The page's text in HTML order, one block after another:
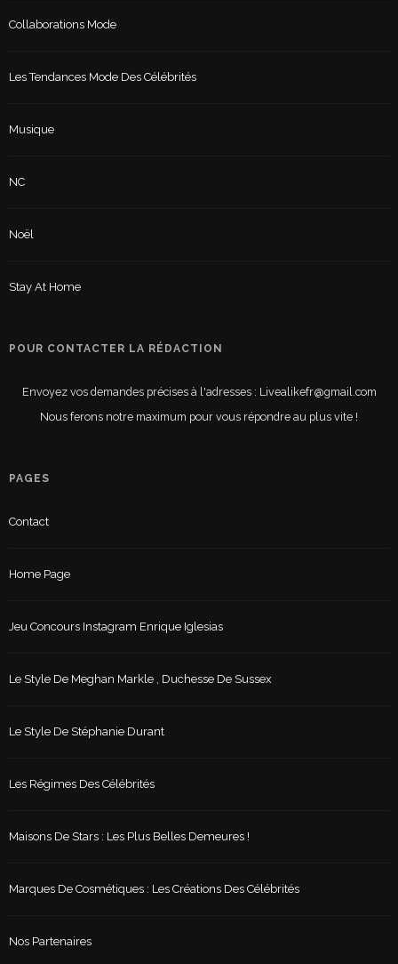
Collaborations Mode
Les Tendances Mode Des Célébrités
Musique
NC
Noël
Stay At Home
POUR CONTACTER LA RÉDACTION
Envoyez vos demandes précises à l'adresses : Livealikefr@gmail.com
Nous ferons notre maximum pour vous répondre au plus vite !
PAGES
Contact
Home Page
Jeu Concours Instagram Enrique Iglesias
Le Style De Meghan Markle , Duchesse De Sussex
Le Style De Stéphanie Durant
Les Régimes Des Célébrités
Maisons De Stars : Les Plus Belles Demeures !
Marques De Cosmétiques : Les Créations Des Célébrités
Nos Partenaires